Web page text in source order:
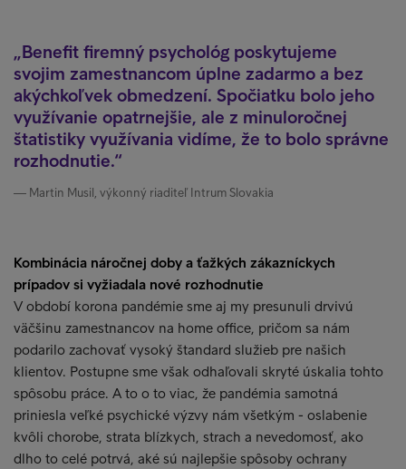
Benefit firemný psychológ poskytujeme
svojim zamestnancom úplne zadarmo a bez
akýchkoľvek obmedzení. Spočiatku bolo jeho
využívanie opatrnejšie, ale z minuloročnej
štatistiky využívania vidíme, že to bolo správne
rozhodnutie.
Martin Musil, výkonný riaditeľ Intrum Slovakia
Kombinácia náročnej doby a ťažkých zákazníckych
prípadov si vyžiadala nové rozhodnutie
V období korona pandémie sme aj my presunuli drvivú
väčšinu zamestnancov na home office, pričom sa nám
podarilo zachovať vysoký štandard služieb pre našich
klientov. Postupne sme však odhaľovali skryté úskalia tohto
spôsobu práce. A to o to viac, že pandémia samotná
priniesla veľké psychické výzvy nám všetkým - oslabenie
kvôli chorobe, strata blízkych, strach a nevedomosť, ako
dlho to celé potrvá, aké sú najlepšie spôsoby ochrany